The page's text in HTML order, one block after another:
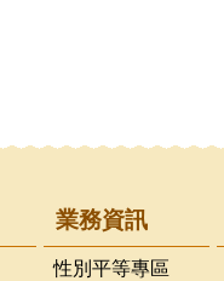
業務資訊
性別平等專區